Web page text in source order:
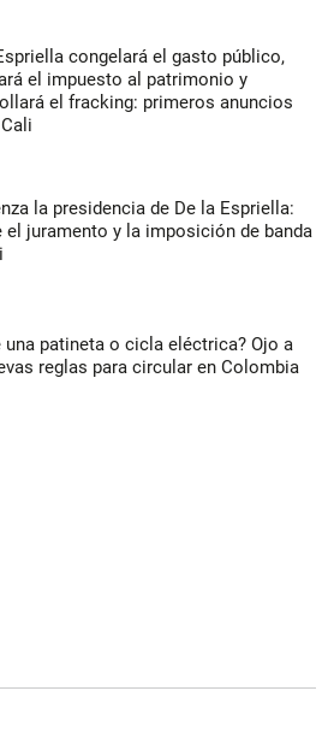
congelará el gasto público,
el impuesto al patrimonio y
el fracking: primeros anuncios
la presidencia de De la Espriella:
el juramento y la imposición de banda
una patineta o cicla eléctrica? Ojo a
reglas para circular en Colombia